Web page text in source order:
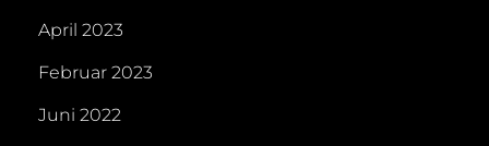
April 2023
Februar 2023
Juni 2022